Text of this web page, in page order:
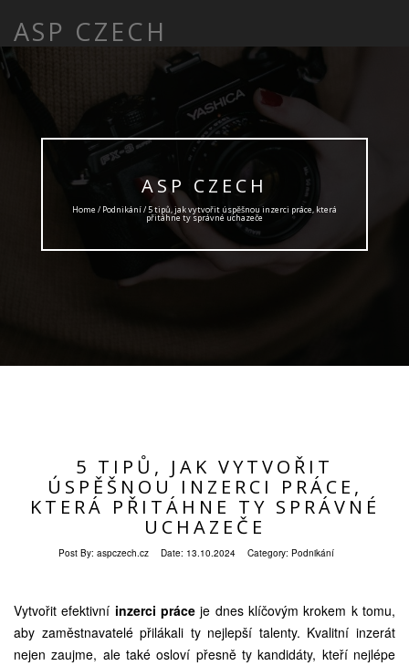
ASP CZECH
ASP CZECH
Home / Podnikání/ 5 tipů, jak vytvořit úspěšnou inzerci práce, která
přitáhne ty správné uchazeče
5 TIPŮ, JAK VYTVOŘIT
ÚSPĚŠNOU INZERCI PRÁCE,
KTERÁ PŘITÁHNE TY SPRÁVNÉ
UCHAZEČE
Post By: aspczech.cz Date: 13.10.2024 Category: Podnikání
Vytvořit efektivní inzerci práce je dnes klíčovým krokem k tomu,
aby zaměstnavatelé přilákali ty nejlepší talenty. Kvalitní inzerát
nejen zaujme, ale také osloví přesně ty kandidáty, kteří nejlépe